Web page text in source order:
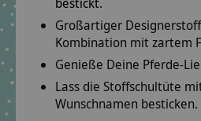
Großartiger
Kombination mit zartem
Genieße Deine Pferde-
Lass die Stoffschultüte
Wunschnamen besticken.